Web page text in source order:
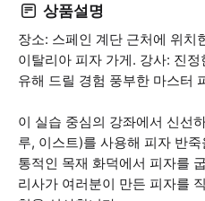
상품설명
장소: 스페인 계단 근처에 위치
이탈리아 피자 가게. 강사: 진
유해 드릴 경험 풍부한 마스터
이 실습 중심의 강좌에서 신선
루, 이스트)를 사용해 피자 반
통적인 목재 화덕에서 피자를
리사가 여러분이 만든 피자를